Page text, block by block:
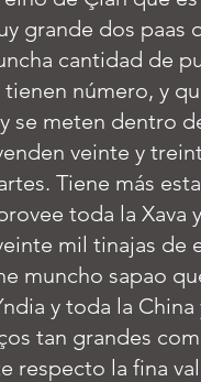
grande dos paas
cantidad de
número, y
se meten dentro
veinte y
Tiene más
toda la Xava
mil tinajas de
muncho sapao
y toda la
tan grandes
respecto la fina